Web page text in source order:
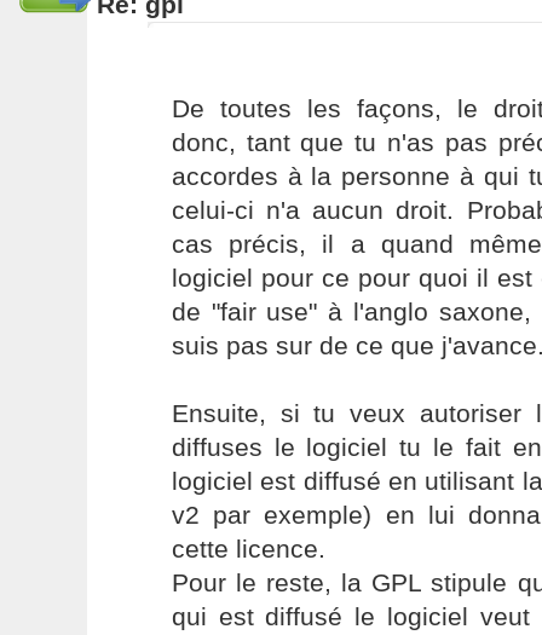
De toutes les façons, le
donc, tant que tu n'as pas
accordes à la personne à qui
celui-ci n'a aucun droit.
cas précis, il a quand
logiciel pour ce pour quoi il
de "fair use" à l'anglo
suis pas sur de ce que
Ensuite, si tu veux autoriser
diffuses le logiciel tu le fait
logiciel est diffusé en utilisant
v2 par exemple) en lui
cette licence.
Pour le reste, la GPL stipule
qui est diffusé le logiciel veut